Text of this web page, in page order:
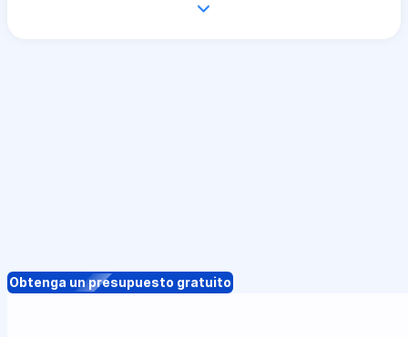
Obtenga un presupuesto gratuito